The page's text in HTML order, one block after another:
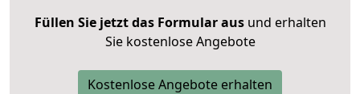
Füllen Sie jetzt das Formular ausund erhalten
Sie kostenlose Angebote
Kostenlose Angebote erhalten